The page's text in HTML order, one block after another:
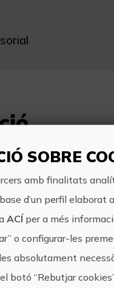
en compte que
i divendres o
SOBRE
amb finalitats
d’un perfil elaborat
ACÍper a més
o configurar-les
absolutament
botó “Rebutjar